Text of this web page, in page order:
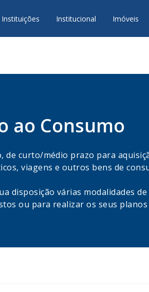
Instituições Institucional Imóveis
ao Consumo
de curto/médio prazo para
viagens e outros bens de
disposição várias modalidades
ou para realizar os seus planos